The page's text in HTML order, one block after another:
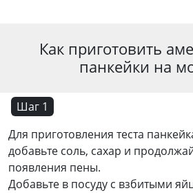
Как приготовить
панкейки на
Шаг 1
Для приготовления теста
добавьте соль, сахар и
появления пены.
Добавьте в посуду с взбитыми